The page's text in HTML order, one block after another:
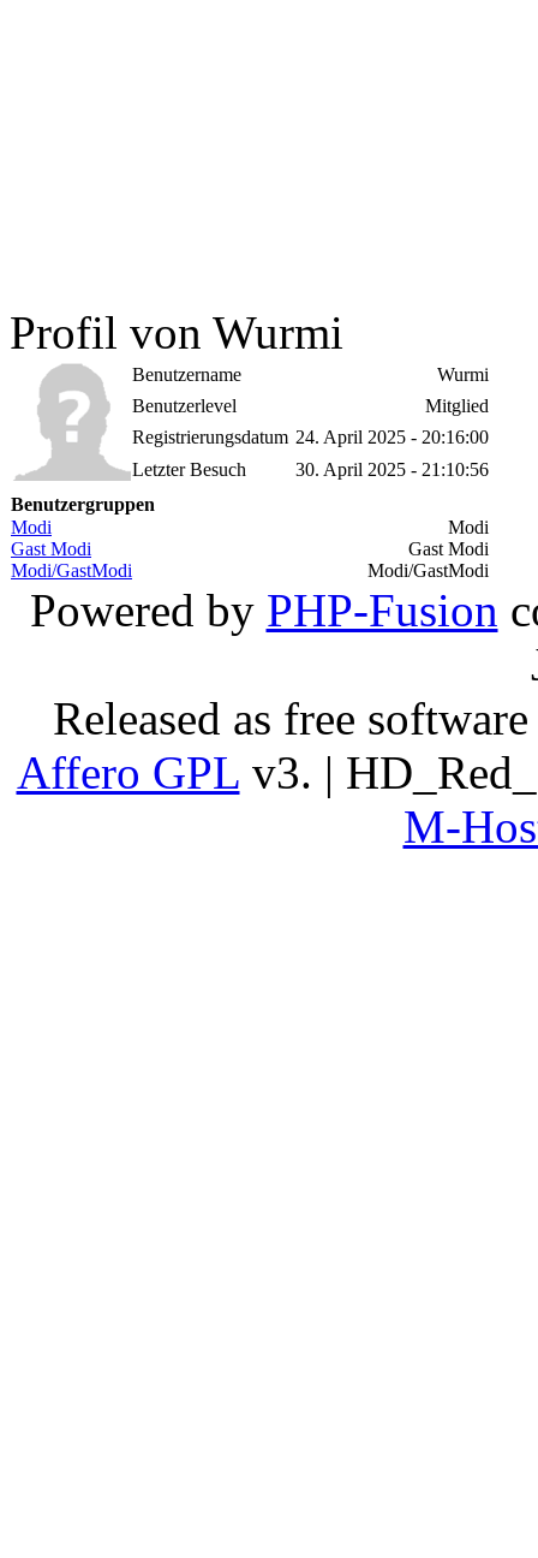
Profil von Wurmi
Benutzername
Wurmi
Benutzerlevel
Mitglied
Registrierungsdatum 24. April 2025 - 20:16:00
Letzter Besuch
30. April 2025 - 21:10:56
Benutzergruppen
Modi
Modi
Gast Modi
Gast Modi
Modi/GastModi
Modi/GastModi
Powered by PHP-Fusion
Released as free
Affero GPL v3. |
M-